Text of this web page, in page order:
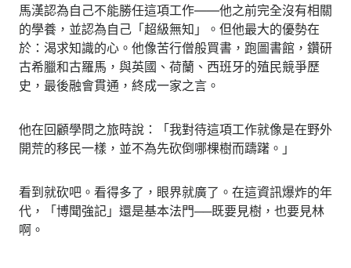
馬漢認為自己不能勝任這項工作——他之前完全沒有相關
的學養，並認為自己「超級無知」。但他最大的優勢在
於：渴求知識的心。他像苦行僧般買書，跑圖書館，鑽研
古希臘和古羅馬，與英國、荷蘭、西班牙的殖民競爭歷
史，最後融會貫通，終成一家之言。
他在回顧學問之旅時說：「我對待這項工作就像是在野外
開荒的移民一樣，並不為先砍倒哪棵樹而躊躇。」
看到就砍吧。看得多了，眼界就廣了。在這資訊爆炸的年
代，「博聞強記」還是基本法門──既要見樹，也要見林
啊。